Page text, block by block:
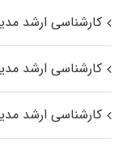
کارشناسی ارشد
کارشناسی ارشد
کارشناسی ارشد